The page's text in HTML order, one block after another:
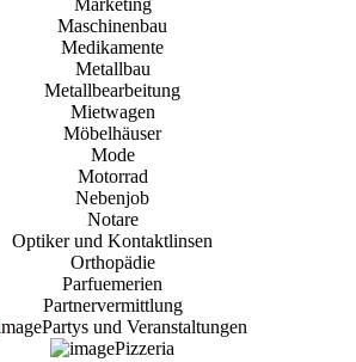
Marketing
Maschinenbau
Medikamente
Metallbau
Metallbearbeitung
Mietwagen
Möbelhäuser
Mode
Motorrad
Nebenjob
Notare
Optiker und Kontaktlinsen
Orthopädie
Parfuemerien
Partnervermittlung
Partys und Veranstaltungen
Pizzeria